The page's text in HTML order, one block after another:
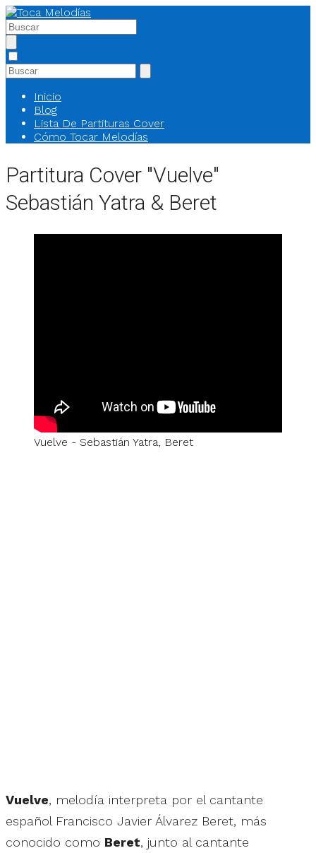
Inicio
Blog
Lista De Partituras Cover
Cómo Tocar Melodías
Partitura Cover "Vuelve"
Sebastián Yatra & Beret
Vuelve - Sebastián Yatra, Beret
Vuelve, melodía interpreta por el cantante
español Francisco Javier Álvarez Beret, más
conocido como Beret, junto al cantante